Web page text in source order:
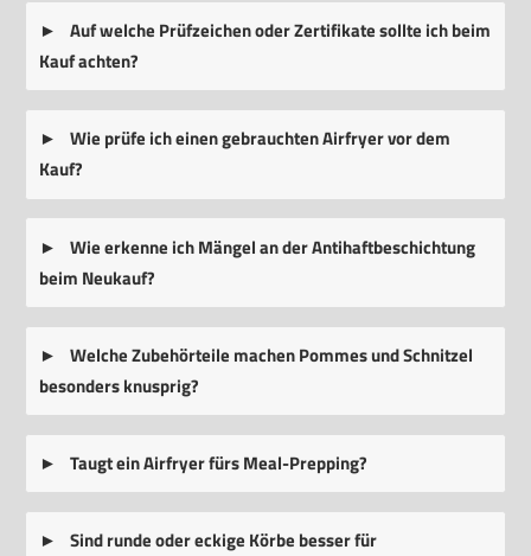
Auf welche Prüfzeichen oder Zertifikate sollte ich beim
Kauf achten?
Wie prüfe ich einen gebrauchten Airfryer vor dem
Kauf?
Wie erkenne ich Mängel an der Antihaftbeschichtung
beim Neukauf?
Welche Zubehörteile machen Pommes und Schnitzel
besonders knusprig?
Taugt ein Airfryer fürs Meal-Prepping?
Sind runde oder eckige Körbe besser für